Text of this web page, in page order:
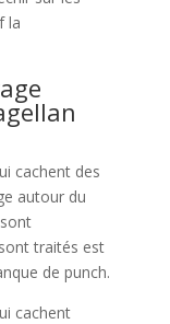
la
cachent des
autour du
traités est
de punch.
cachent